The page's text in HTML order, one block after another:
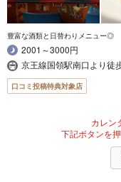
豊富な酒類と日替わりメニュー◎
2001～3000円
京王線国領駅南口より徒
口コミ投稿特典対象店
カレン
下記ボタンを